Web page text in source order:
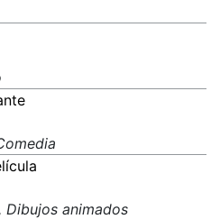
Dibujos animados